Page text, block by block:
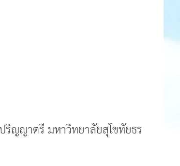
ญญาตรี มหาวิทยาลัยสุโขทัยธร